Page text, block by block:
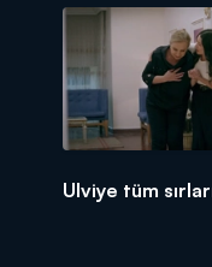
Ulviye tüm